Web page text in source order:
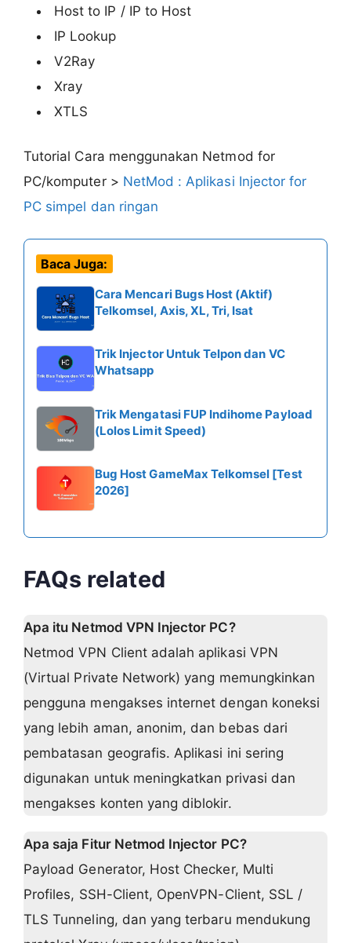
Host to IP / IP to Host
IP Lookup
V2Ray
Xray
XTLS
Tutorial Cara menggunakan Netmod for
PC/komputer > NetMod : Aplikasi Injector for
PC simpel dan ringan
Baca Juga:
Cara Mencari Bugs Host (Aktif)
Telkomsel, Axis, XL, Tri, Isat
Trik Injector Untuk Telpon dan VC
Whatsapp
Trik Mengatasi FUP Indihome Payload
(Lolos Limit Speed)
Bug Host GameMax Telkomsel [Test
2026]
FAQs related
Apa itu Netmod VPN Injector PC?
Netmod VPN Client adalah aplikasi VPN
(Virtual Private Network) yang memungkinkan
pengguna mengakses internet dengan koneksi
yang lebih aman, anonim, dan bebas dari
pembatasan geografis. Aplikasi ini sering
digunakan untuk meningkatkan privasi dan
mengakses konten yang diblokir.
Apa saja Fitur Netmod Injector PC?
Payload Generator, Host Checker, Multi
Profiles, SSH-Client, OpenVPN-Client, SSL /
TLS Tunneling, dan yang terbaru mendukung